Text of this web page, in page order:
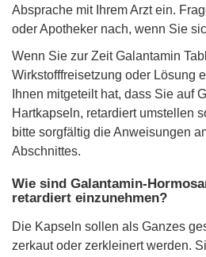
Absprache mit Ihrem Arzt ein.
oder Apotheker nach, wenn Sie
Wenn Sie zur Zeit Galantamin
Wirkstofffreisetzung oder Lösung
Ihnen mitgeteilt hat, dass Sie auf
Hartkapseln, retardiert umstellen
bitte sorgfältig die Anweisungen
Abschnittes.
Wie sind Galantamin-
retardiert einzunehmen?
Die Kapseln sollen als Ganzes
zerkaut oder zerkleinert werden.